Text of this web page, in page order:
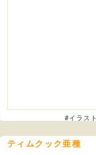
#イラスト
ティムクック亜種